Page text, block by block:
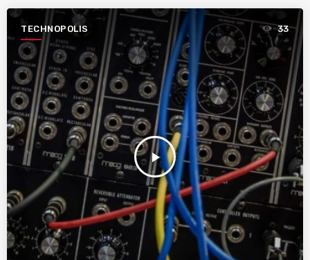
TECHNOPOLIS
play_arrow
33